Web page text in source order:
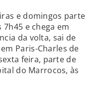
e domingos parte
7h45 e chega em
da volta, sai de
Paris-Charles de
feira, parte de
do Marrocos, às